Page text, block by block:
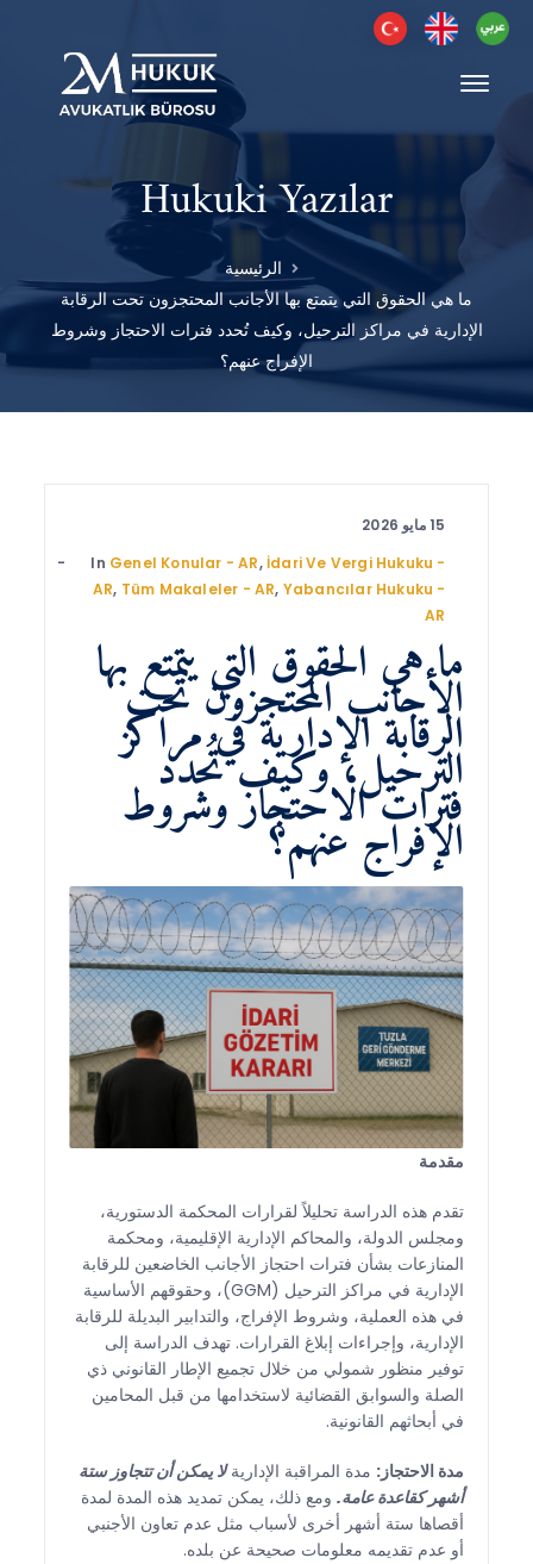
Hukuki Yazılar
الرئيسية
ما هي الحقوق التي يتمتع بها الأجانب المحتجزون تحت الرقابة
الإدارية في مراكز الترحيل، وكيف تُحدد فترات الاحتجاز وشروط
الإفراج عنهم؟
15 مايو 2026
In Genel Konular - AR,İdari Ve Vergi Hukuku -
AR, Tüm Makaleler - AR, Yabancılar Hukuku -
AR
ما هي الحقوق التي يتمتع بها
الأجانب المحتجزون تحت
الرقابة الإدارية في مراكز
الترحيل، وكيف تُحدد
فترات الاحتجاز وشروط
الإفراج عنهم؟
مقدمة
تقدم هذه الدراسة تحليلاً لقرارات المحكمة الدستورية،
ومجلس الدولة، والمحاكم الإدارية الإقليمية، ومحكمة
المنازعات بشأن فترات احتجاز الأجانب الخاضعين للرقابة
الإدارية في مراكز الترحيل (GGM)، وحقوقهم الأساسية
في هذه العملية، وشروط الإفراج، والتدابير البديلة للرقابة
الإدارية، وإجراءات إبلاغ القرارات. تهدف الدراسة إلى
توفير منظور شمولي من خلال تجميع الإطار القانوني ذي
الصلة والسوابق القضائية لاستخدامها من قبل المحامين
في أبحاثهم القانونية.
مدة الاحتجاز: مدة المراقبة الإداريةلا يمكن أن تتجاوز ستة
أشهر كقاعدة عامة. ومع ذلك، يمكن تمديد هذه المدة لمدة
أقصاها ستة أشهر أخرى لأسباب مثل عدم تعاون الأجنبي
أو عدم تقديمه معلومات صحيحة عن بلده.